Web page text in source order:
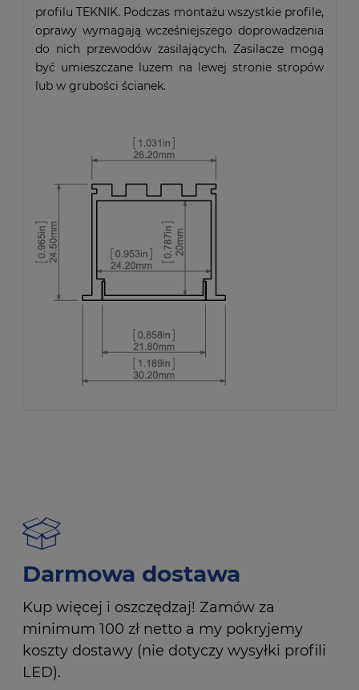
profilu TEKNIK. Podczas montażu wszystkie profile,
oprawy wymagają wcześniejszego doprowadzenia
do nich przewodów zasilających. Zasilacze mogą
być umieszczane luzem na lewej stronie stropów
lub w grubości ścianek.
Darmowa dostawa
Kup więcej i oszczędzaj! Zamów za
minimum 100 zł netto a my pokryjemy
koszty dostawy (nie dotyczy wysyłki profili
LED).